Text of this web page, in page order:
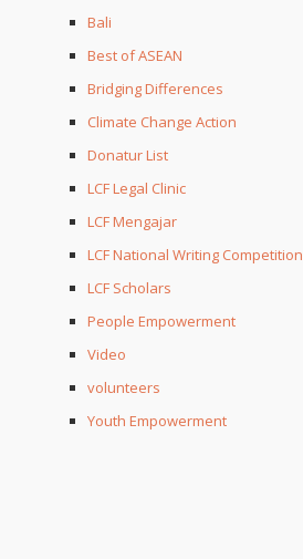
Bali
Best of ASEAN
Bridging Differences
Climate Change Action
Donatur List
LCF Legal Clinic
LCF Mengajar
LCF National Writing Competition
LCF Scholars
People Empowerment
Video
volunteers
Youth Empowerment